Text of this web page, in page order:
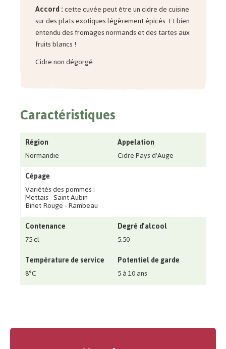
Accord :cette cuvée peut être un cidre de cuisine
sur des plats exotiques légèrement épicés. Et bien
entendu des fromages normands et des tartes aux
fruits blancs !
Cidre non dégorgé.
Caractéristiques
Région
Normandie
Appelation
Cidre Pays d'Auge
Cépage
Variétés des pommes :
Mettais - Saint Aubin -
Binet Rouge - Rambeau
Contenance
75 cl
Degré d'alcool
5.50
Température de service
8°C
Potentiel de garde
5 à 10 ans